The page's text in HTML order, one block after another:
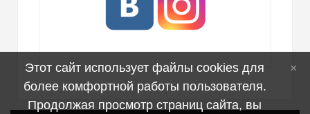
Этот сайт использует файлы cookies для
более комфортной работы пользователя.
Продолжая просмотр страниц сайта, вы